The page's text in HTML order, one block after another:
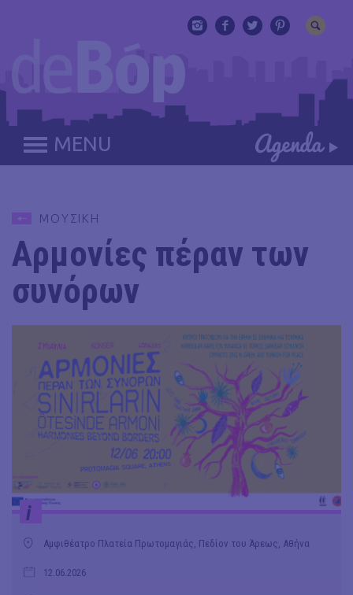
MENU
ΜΟΥΣΙΚΗ
Αρμονίες πέραν των
συνόρων
i
Αμφιθέατρο Πλατεία Πρωτομαγιάς, Πεδίον του Άρεως, Αθήνα
12.06.2026